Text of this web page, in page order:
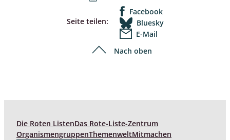
Seite teilen:
Facebook
Bluesky
E-Mail
Nach oben
Die Roten ListenDas Rote-Liste-Zentrum
OrganismengruppenThemenweltMitmachen